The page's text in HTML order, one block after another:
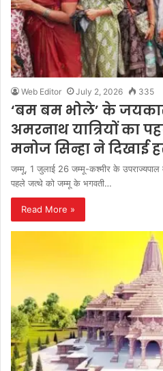
Web Editor July 2, 2026 335
‘बम बम भोले’ के
अमरनाथ यात्रियों का
मनोज सिन्हा ने दिखाई
जम्मू, 1 जुलाई 26 जम्मू-कश्मीर के उपराज्यपाल
पहले जत्थे को जम्मू के भगवती…
Read More »